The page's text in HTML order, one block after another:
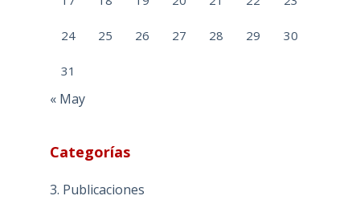
24 25 26 27 28 29 30
31
« May
Categorías
3. Publicaciones